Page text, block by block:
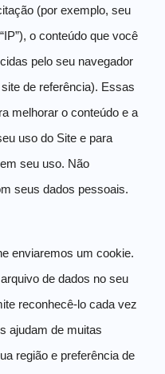
(por exemplo, seu
o conteúdo que você
pelo seu navegador
de referência). Essas
melhorar o conteúdo e a
uso do Site e para
seu uso. Não
seus dados pessoais.
enviaremos um cookie.
de dados no seu
reconhecê-lo cada vez
ajudam de muitas
região e preferência de